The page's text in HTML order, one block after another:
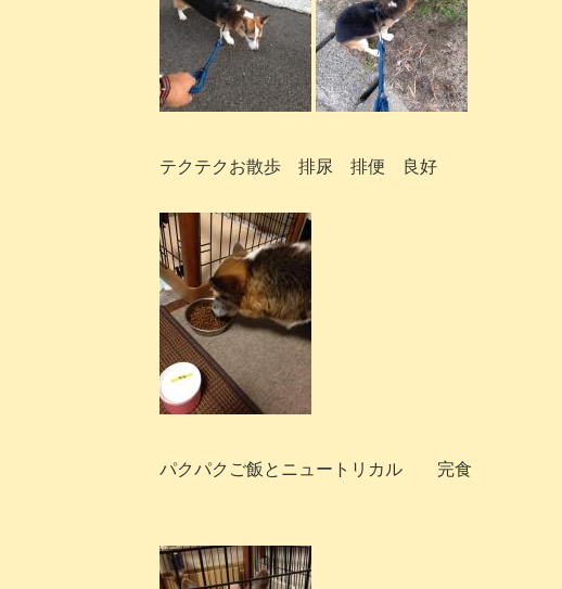
テクテクお散歩 排尿 排便 良好
パクパクご飯とニュートリカル 完食